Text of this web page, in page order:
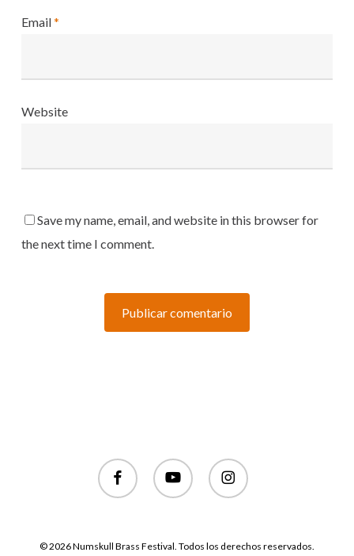
Email*
Website
Save my name, email, and website in this browser for
the next time I comment.
facebook youtube instagram
© 2026 Numskull Brass Festival. Todos los derechos reservados.